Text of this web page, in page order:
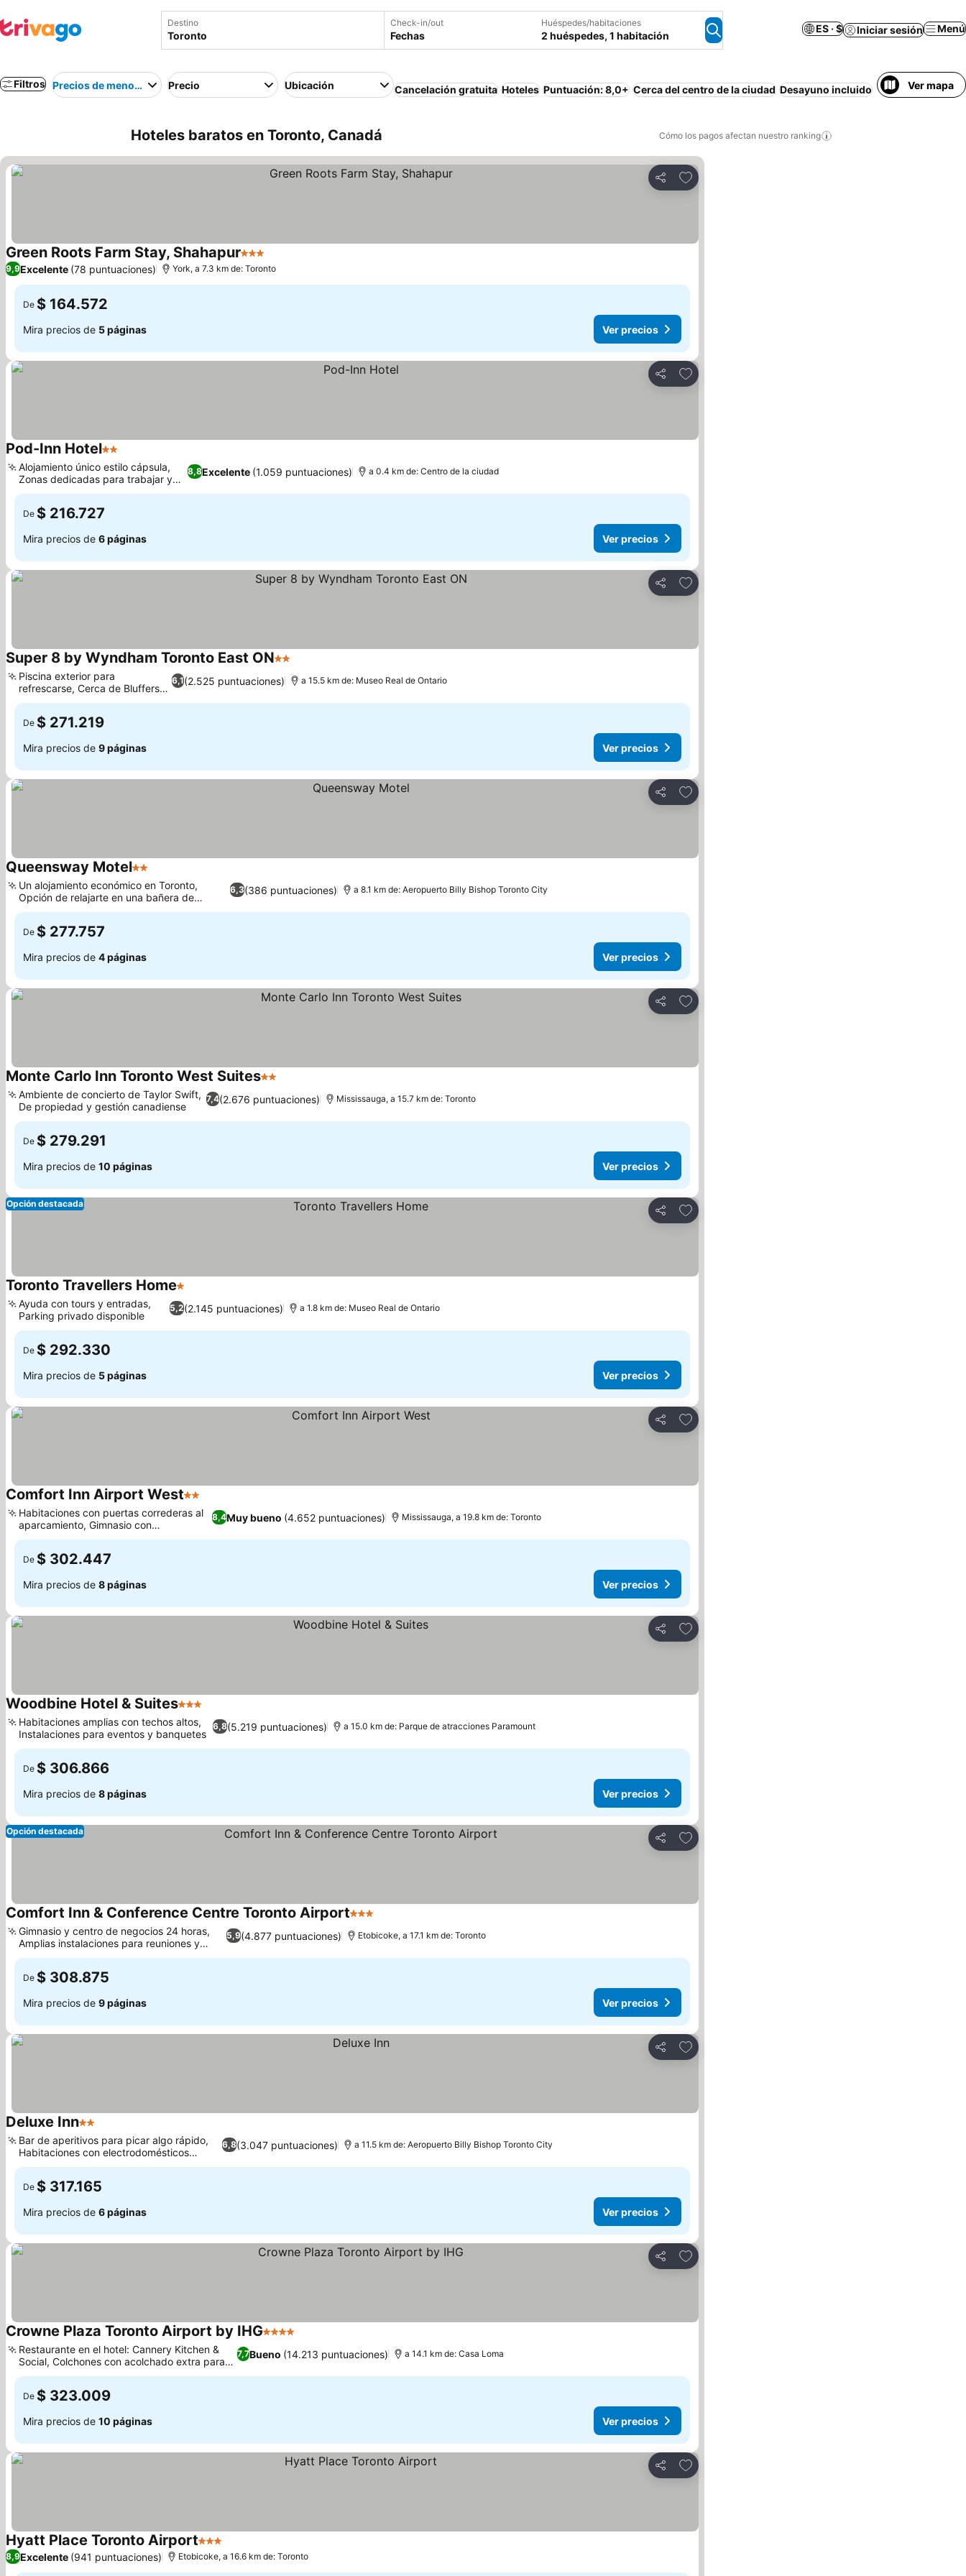
Destino Check-in/out
Fechas
Huéspedes/habitaciones
2 huéspedes, 1 habitación
ES · $ Iniciar sesión Menú
Filtros Precios de menor a mayorPrecio Ubicación Cancelación gratuita Hoteles Puntuación: 8,0+ Cerca del centro de la ciudad Desayuno incluido Estacionamiento
Ver mapa
Hoteles baratos en Toronto, Canadá Cómo los pagos afectan nuestro ranking
Compartir
Agregar a favoritos
Green Roots Farm Stay, Shahapur3 Estrellas
9,9Excelente (78 puntuaciones) York, a 7.3 km de: Toronto
De $ 164.572
Mira precios de 5 páginas Ver precios
Compartir
Agregar a favoritos
Pod-Inn Hotel2 Estrellas
8,8Excelente (1.059 puntuaciones)
Alojamiento único estilo cápsula,
Zonas dedicadas para trabajar y
relajarse
a 0.4 km de: Centro de la ciudad
De $ 216.727
Mira precios de 6 páginas Ver precios
Compartir
Agregar a favoritos
Super 8 by Wyndham Toronto East ON2 Estrellas
6,1(2.525 puntuaciones)
Piscina exterior para
refrescarse, Cerca de Bluffers
Park
a 15.5 km de: Museo Real de Ontario
De $ 271.219
Mira precios de 9 páginas Ver precios
Compartir
Agregar a favoritos
Queensway Motel2 Estrellas
6,3(386 puntuaciones)
Un alojamiento económico en Toronto,
Opción de relajarte en una bañera de
hidromasaje
a 8.1 km de: Aeropuerto Billy Bishop Toronto City
De $ 277.757
Mira precios de 4 páginas Ver precios
Compartir
Agregar a favoritos
Monte Carlo Inn Toronto West Suites2 Estrellas
7,4(2.676 puntuaciones)
Ambiente de concierto de Taylor Swift,
De propiedad y gestión canadiense
Mississauga, a 15.7 km de: Toronto
De $ 279.291
Mira precios de 10 páginas Ver precios
Compartir
Agregar a favoritos
Opción destacada
Toronto Travellers Home1 Estrellas
5,2(2.145 puntuaciones)
Ayuda con tours y entradas,
Parking privado disponible
a 1.8 km de: Museo Real de Ontario
De $ 292.330
Mira precios de 5 páginas Ver precios
Compartir
Agregar a favoritos
Comfort Inn Airport West2 Estrellas
8,4Muy bueno (4.652 puntuaciones)
Habitaciones con puertas correderas al
aparcamiento, Gimnasio con
entrenamiento con pesas
Mississauga, a 19.8 km de: Toronto
De $ 302.447
Mira precios de 8 páginas Ver precios
Compartir
Agregar a favoritos
Woodbine Hotel & Suites3 Estrellas
6,8(5.219 puntuaciones)
Habitaciones amplias con techos altos,
Instalaciones para eventos y banquetes
a 15.0 km de: Parque de atracciones Paramount
De $ 306.866
Mira precios de 8 páginas Ver precios
Compartir
Agregar a favoritos
Opción destacada
Comfort Inn & Conference Centre Toronto Airport3 Estrellas
5,9(4.877 puntuaciones)
Gimnasio y centro de negocios 24 horas,
Amplias instalaciones para reuniones y
eventos
Etobicoke, a 17.1 km de: Toronto
De $ 308.875
Mira precios de 9 páginas Ver precios
Compartir
Agregar a favoritos
Deluxe Inn2 Estrellas
6,8(3.047 puntuaciones)
Bar de aperitivos para picar algo rápido,
Habitaciones con electrodomésticos
básicos
a 11.5 km de: Aeropuerto Billy Bishop Toronto City
De $ 317.165
Mira precios de 6 páginas Ver precios
Compartir
Agregar a favoritos
Crowne Plaza Toronto Airport by IHG4 Estrellas
7,7Bueno (14.213 puntuaciones)
Restaurante en el hotel: Cannery Kitchen &
Social, Colchones con acolchado extra para
un sueño reparador
a 14.1 km de: Casa Loma
De $ 323.009
Mira precios de 10 páginas Ver precios
Compartir
Agregar a favoritos
Hyatt Place Toronto Airport3 Estrellas
8,9Excelente (941 puntuaciones) Etobicoke, a 16.6 km de: Toronto